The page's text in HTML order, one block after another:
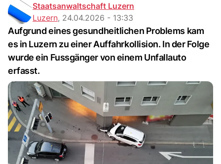
Staatsanwaltschaft Luzern
Luzern, 24.04.2026 - 13:33
Aufgrund eines gesundheitlichen Problems kam
es in Luzern zu einer Auffahrkollision. In der Folge
wurde ein Fussgänger von einem Unfallauto
erfasst.